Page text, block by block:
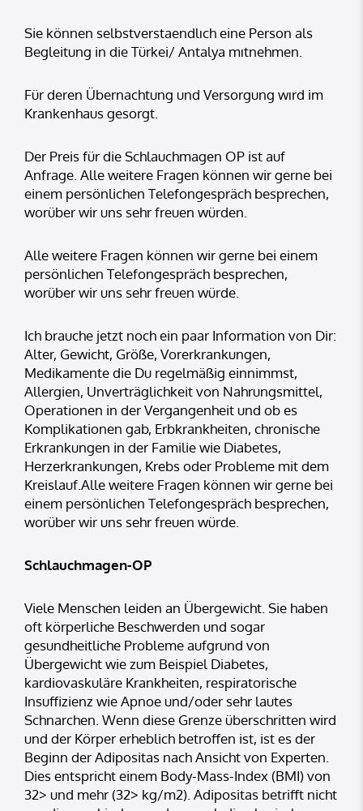
Sie können selbstverstaendlıch eine Person als
Begleitung in die Türkei/ Antalya mıtnehmen.
Für deren Übernachtung und Versorgung wırd im
Krankenhaus gesorgt.
Der Preis für die Schlauchmagen OP ist auf
Anfrage. Alle weitere Fragen können wir gerne bei
einem persönlichen Telefongespräch besprechen,
worüber wir uns sehr freuen würden.
Alle weitere Fragen können wir gerne bei einem
persönlichen Telefongespräch besprechen,
worüber wir uns sehr freuen würde.
Ich brauche jetzt noch ein paar Information von Dir:
Alter, Gewicht, Größe, Vorerkrankungen,
Medikamente die Du regelmäßig einnimmst,
Allergien, Unverträglichkeit von Nahrungsmittel,
Operationen in der Vergangenheit und ob es
Komplikationen gab, Erbkrankheiten, chronische
Erkrankungen in der Familie wie Diabetes,
Herzerkrankungen, Krebs oder Probleme mit dem
Kreislauf.Alle weitere Fragen können wir gerne bei
einem persönlichen Telefongespräch besprechen,
worüber wir uns sehr freuen würde.
Schlauchmagen-OP
Viele Menschen leiden an Übergewicht. Sie haben
oft körperliche Beschwerden und sogar
gesundheitliche Probleme aufgrund von
Übergewicht wie zum Beispiel Diabetes,
kardiovaskuläre Krankheiten, respiratorische
Insuffizienz wie Apnoe und/oder sehr lautes
Schnarchen. Wenn diese Grenze überschritten wird
und der Körper erheblich betroffen ist, ist es der
Beginn der Adipositas nach Ansicht von Experten.
Dies entspricht einem Body-Mass-Index (BMI) von
32> und mehr (32> kg/m2). Adipositas betrifft nicht